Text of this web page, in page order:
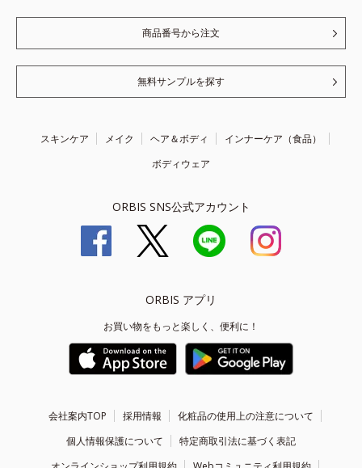
商品番号から注文
無料サンプルを探す
スキンケア メイク ヘア＆ボディ
インナーケア（食品）
ボディウェア
ORBIS SNS公式アカウント
ORBIS アプリ
お買い物をもっと楽しく、便利に！
会社案内TOP 採用情報
化粧品の使用上の注意について
個人情報保護について
特定商取引法に基づく表記